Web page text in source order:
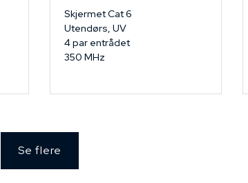
Skjermet Cat 6
Utendørs, UV
4 par entrådet
350 MHz
Se flere